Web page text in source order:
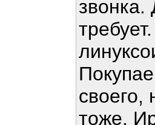
тоже.